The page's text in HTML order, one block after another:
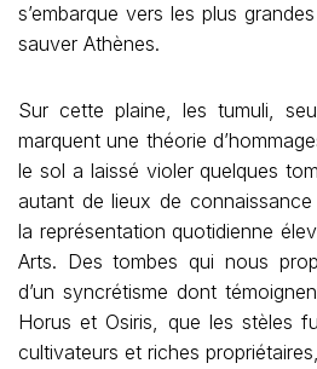
s’embarque vers les plus
sauver Athènes.
Sur cette plaine, les tumuli,
marquent une théorie
le sol a laissé violer quelques
autant de lieux de
la représentation quotidienne
Arts. Des tombes qui nous
d’un syncrétisme dont
Horus et Osiris, que les stèles
cultivateurs et riches